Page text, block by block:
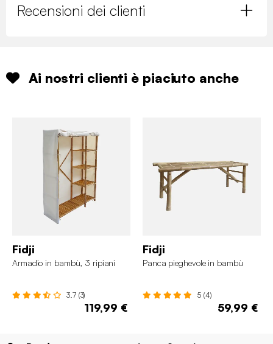
Recensioni dei clienti
Ai nostri clienti è piaciuto anche
Fidji
Armadio in bambù, 3 ripiani
3.7 (3)
119,99 €
Fidji
Panca pieghevole in bambù
5 (4)
59,99 €